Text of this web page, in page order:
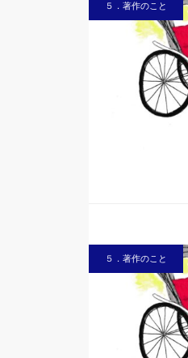
５．著作のこと
５．著作のこと